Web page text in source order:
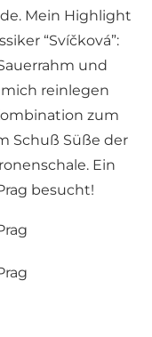
Mein Highlight
“Svíčková”:
und
reinlegen
zum
Schuß Süße der
Ein
besucht!